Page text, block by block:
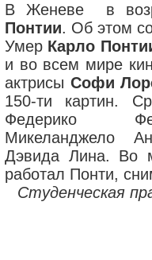
В Женеве в
Понтии. Об этом
Умер Карло
и во всем мире
актрисы Софи
150-ти картин.
Федерико
Микеланджело
Дэвида Лина. Во
работал Понти,
Студенческая